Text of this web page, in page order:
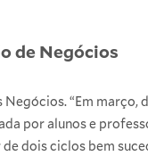
de Negócios
“Em
por alunos e
dois ciclos bem